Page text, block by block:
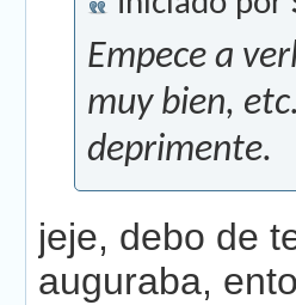
Empece a
muy bien,
deprimente.
jeje, debo de
auguraba,